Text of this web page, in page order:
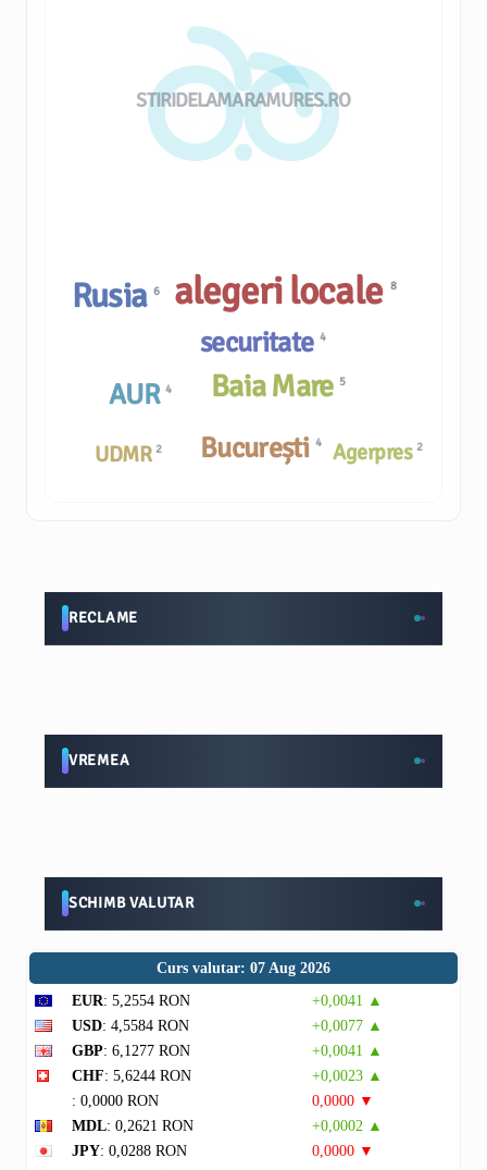
STIRIDELAMARAMURES.RO
Agerpres 2
alegeri locale 8
Rusia6
UDMR 2
Baia Mare 5
București 4
securitate 4
AUR4
RECLAME
VREMEA
SCHIMB VALUTAR
Curs valutar: 07 Aug 2026
EUR: 5,2554 RON
+0,0041 ▲
USD: 4,5584 RON
+0,0077 ▲
GBP: 6,1277 RON
+0,0041 ▲
CHF: 5,6244 RON
+0,0023 ▲
: 0,0000 RON
0,0000 ▼
MDL: 0,2621 RON
+0,0002 ▲
JPY: 0,0288 RON
0,0000 ▼